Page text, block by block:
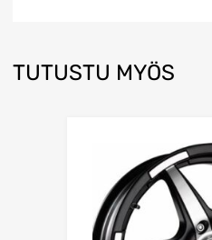
TUTUSTU MYÖS